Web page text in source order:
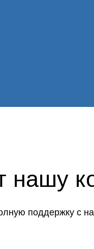
нашу
поддержку с